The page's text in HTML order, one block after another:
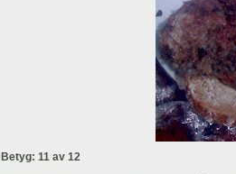
Betyg: 11 av 12